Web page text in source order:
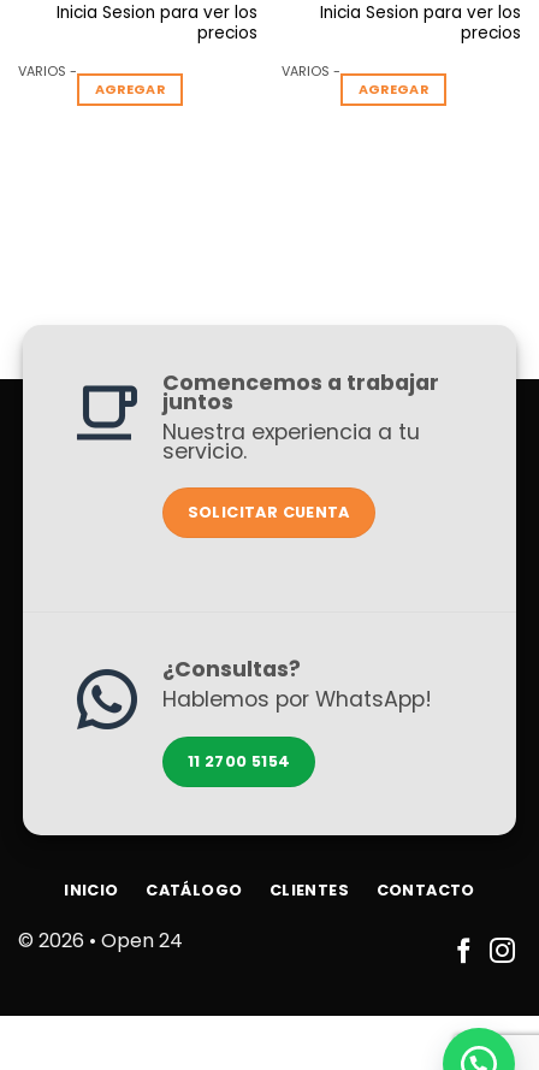
Inicia Sesion para ver los
precios
VARIOS -
AGREGAR
Inicia Sesion para ver los
precios
VARIOS -
AGREGAR
Comencemos a trabajar
juntos
Nuestra experiencia a tu
servicio.
SOLICITAR CUENTA
¿Consultas?
Hablemos por WhatsApp!
11 2700 5154
© 2026 • Open 24
INICIO CATÁLOGO CLIENTES CONTACTO